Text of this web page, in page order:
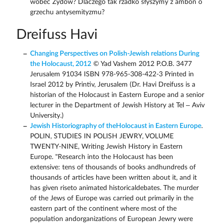
wobec Żydów? Dlaczego tak rzadko słyszymy z ambon o
grzechu antysemityzmu?
Dreifuss Havi
Changing Perspectives on Polish-Jewish relations During
the Holocaust, 2012© Yad Vashem 2012 P.O.B. 3477
Jerusalem 91034 ISBN 978-965-308-422-3 Printed in
Israel 2012 by Printiv, Jerusalem (Dr. Havi Dreifuss is a
historian of the Holocaust in Eastern Europe and a senior
lecturer in the Department of Jewish History at Tel – Aviv
University.)
Jewish Historiography of theHolocaust in Eastern Europe.
POLIN, STUDIES IN POLISH JEWRY, VOLUME
TWENTY-NINE, Writing Jewish History in Eastern
Europe. "Research into the Holocaust has been
extensive: tens of thousands of books andhundreds of
thousands of articles have been written about it, and it
has given riseto animated historicaldebates. The murder
of the Jews of Europe was carried out primarily in the
eastern part of the continent where most of the
population andorganizations of European Jewry were